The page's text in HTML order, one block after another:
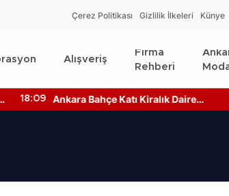
Çerez Politikası Gizlilik İlkeleri Künye
Alışveriş
Firma
Rehberi
18:09
Ankara Bahçe Katı Kiralık Daire
Fiyatları Ne Kadar?